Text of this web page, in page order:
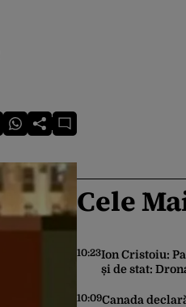
Cele
10:23Ion Cristoiu:
și de stat:
10:09Canada